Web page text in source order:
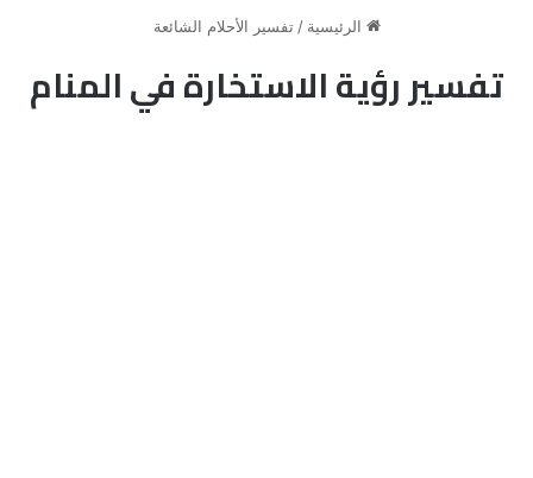
الرئيسية / تفسير الأحلام الشائعة
تفسير رؤية الاستخارة في المنام